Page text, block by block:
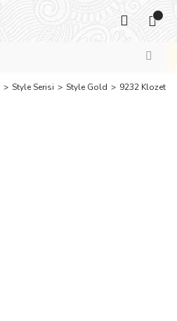
Style Serisi Style Gold 9232 Klozet